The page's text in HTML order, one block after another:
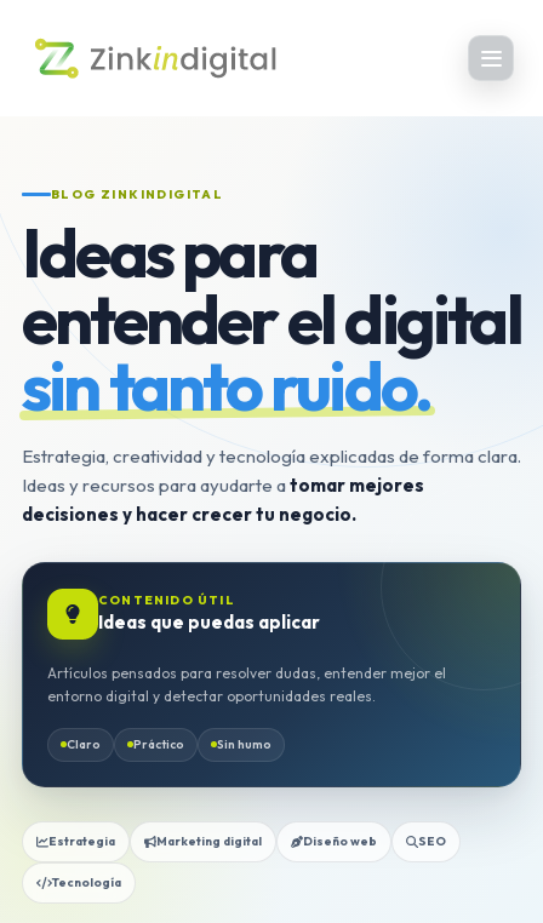
BLOG ZINKINDIGITAL
Ideas para
entender el digital
sin tanto ruido.
Estrategia, creatividad y tecnología explicadas de forma clara.
Ideas y recursos para ayudarte atomar mejores
decisiones y hacer crecer tu negocio.
CONTENIDO ÚTIL
Ideas que puedas aplicar
Artículos pensados para resolver dudas, entender mejor el
entorno digital y detectar oportunidades reales.
Claro Práctico Sin humo
Estrategia Marketing digital Diseño web SEO
Tecnología